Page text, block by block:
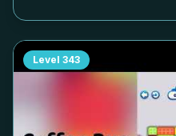
Level 343